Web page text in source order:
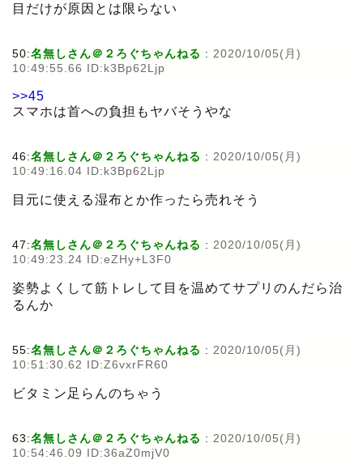
目だけが原因とは限らない
50:名無しさん＠２ろぐちゃんねる : 2020/10/05(月)
10:49:55.66 ID:k3Bp62Ljp
>>45
スマホは首への負担もヤバそうやな
46:名無しさん＠２ろぐちゃんねる : 2020/10/05(月)
10:49:16.04 ID:k3Bp62Ljp
目元に使える湿布とか作ったら売れそう
47:名無しさん＠２ろぐちゃんねる : 2020/10/05(月)
10:49:23.24 ID:eZHy+L3F0
姿勢よくして筋トレして目を温めてサプリのんだら治
るんか
55:名無しさん＠２ろぐちゃんねる : 2020/10/05(月)
10:51:30.62 ID:Z6vxrFR60
ビタミン足らんのちゃう
63:名無しさん＠２ろぐちゃんねる : 2020/10/05(月)
10:54:46.09 ID:36aZ0mjV0